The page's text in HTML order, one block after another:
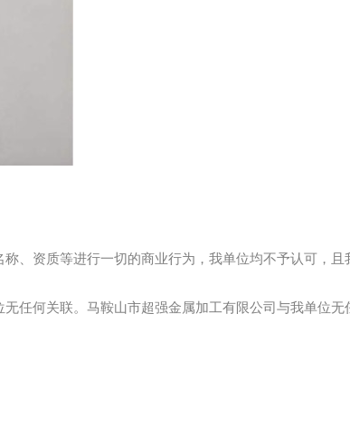
、资质等进行一切的商业行为，我单位均不予认可，且
任何关联。马鞍山市超强金属加工有限公司与我单位